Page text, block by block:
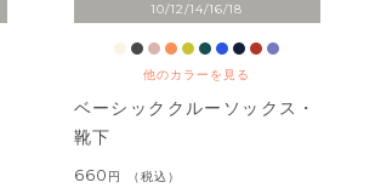
10/12/14/16/18
他のカラーを見る
ベーシッククルーソックス・
靴下
660 税込